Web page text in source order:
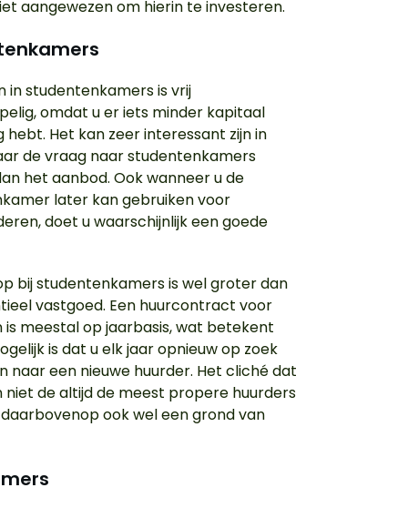
aangewezen om hierin te investeren.
in studentenkamers is vrij
omdat u er iets minder kapitaal
hebt. Het kan zeer interessant zijn in
de vraag naar studentenkamers
het aanbod. Ook wanneer u de
later kan gebruiken voor
doet u waarschijnlijk een goede
bij studentenkamers is wel groter dan
vastgoed. Een huurcontract voor
is meestal op jaarbasis, wat betekent
is dat u elk jaar opnieuw op zoek
naar een nieuwe huurder. Het cliché dat
niet de altijd de meest propere huurders
ook wel een grond van